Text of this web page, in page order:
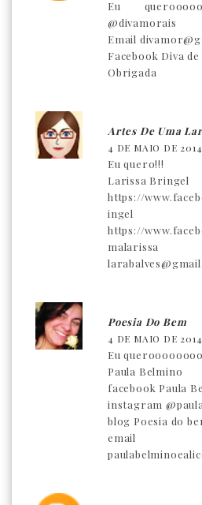
Eu
@divamorais
Email
Facebook Diva
Obrigada
Artes De Uma
4 DE MAIO DE 2014
Eu quero!!!
Larissa Bringel
https://
ingel
https://
malarissa
Poesia Do Bem
4 DE MAIO DE
Eu
Paula Belmino
facebook Paula
instagram
blog Poesia do
email